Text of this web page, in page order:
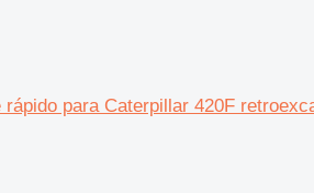
para Caterpillar 420F